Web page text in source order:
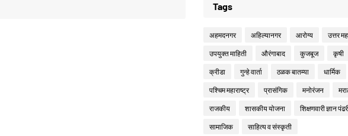
Tags
अहमदनगर अहिल्यानगर आरोग्य उत्तर
उपयुक्त माहिती औरंगाबाद कुजबूज कृषी
क्रीडा गुन्हे वार्ता ठळक बातम्या धार्मिक
पश्चिम महाराष्ट्र प्रासंगिक मनोरंजन
राजकीय शासकीय योजना शिक्षणवारी ज्ञान
सामाजिक साहित्य व संस्कृती